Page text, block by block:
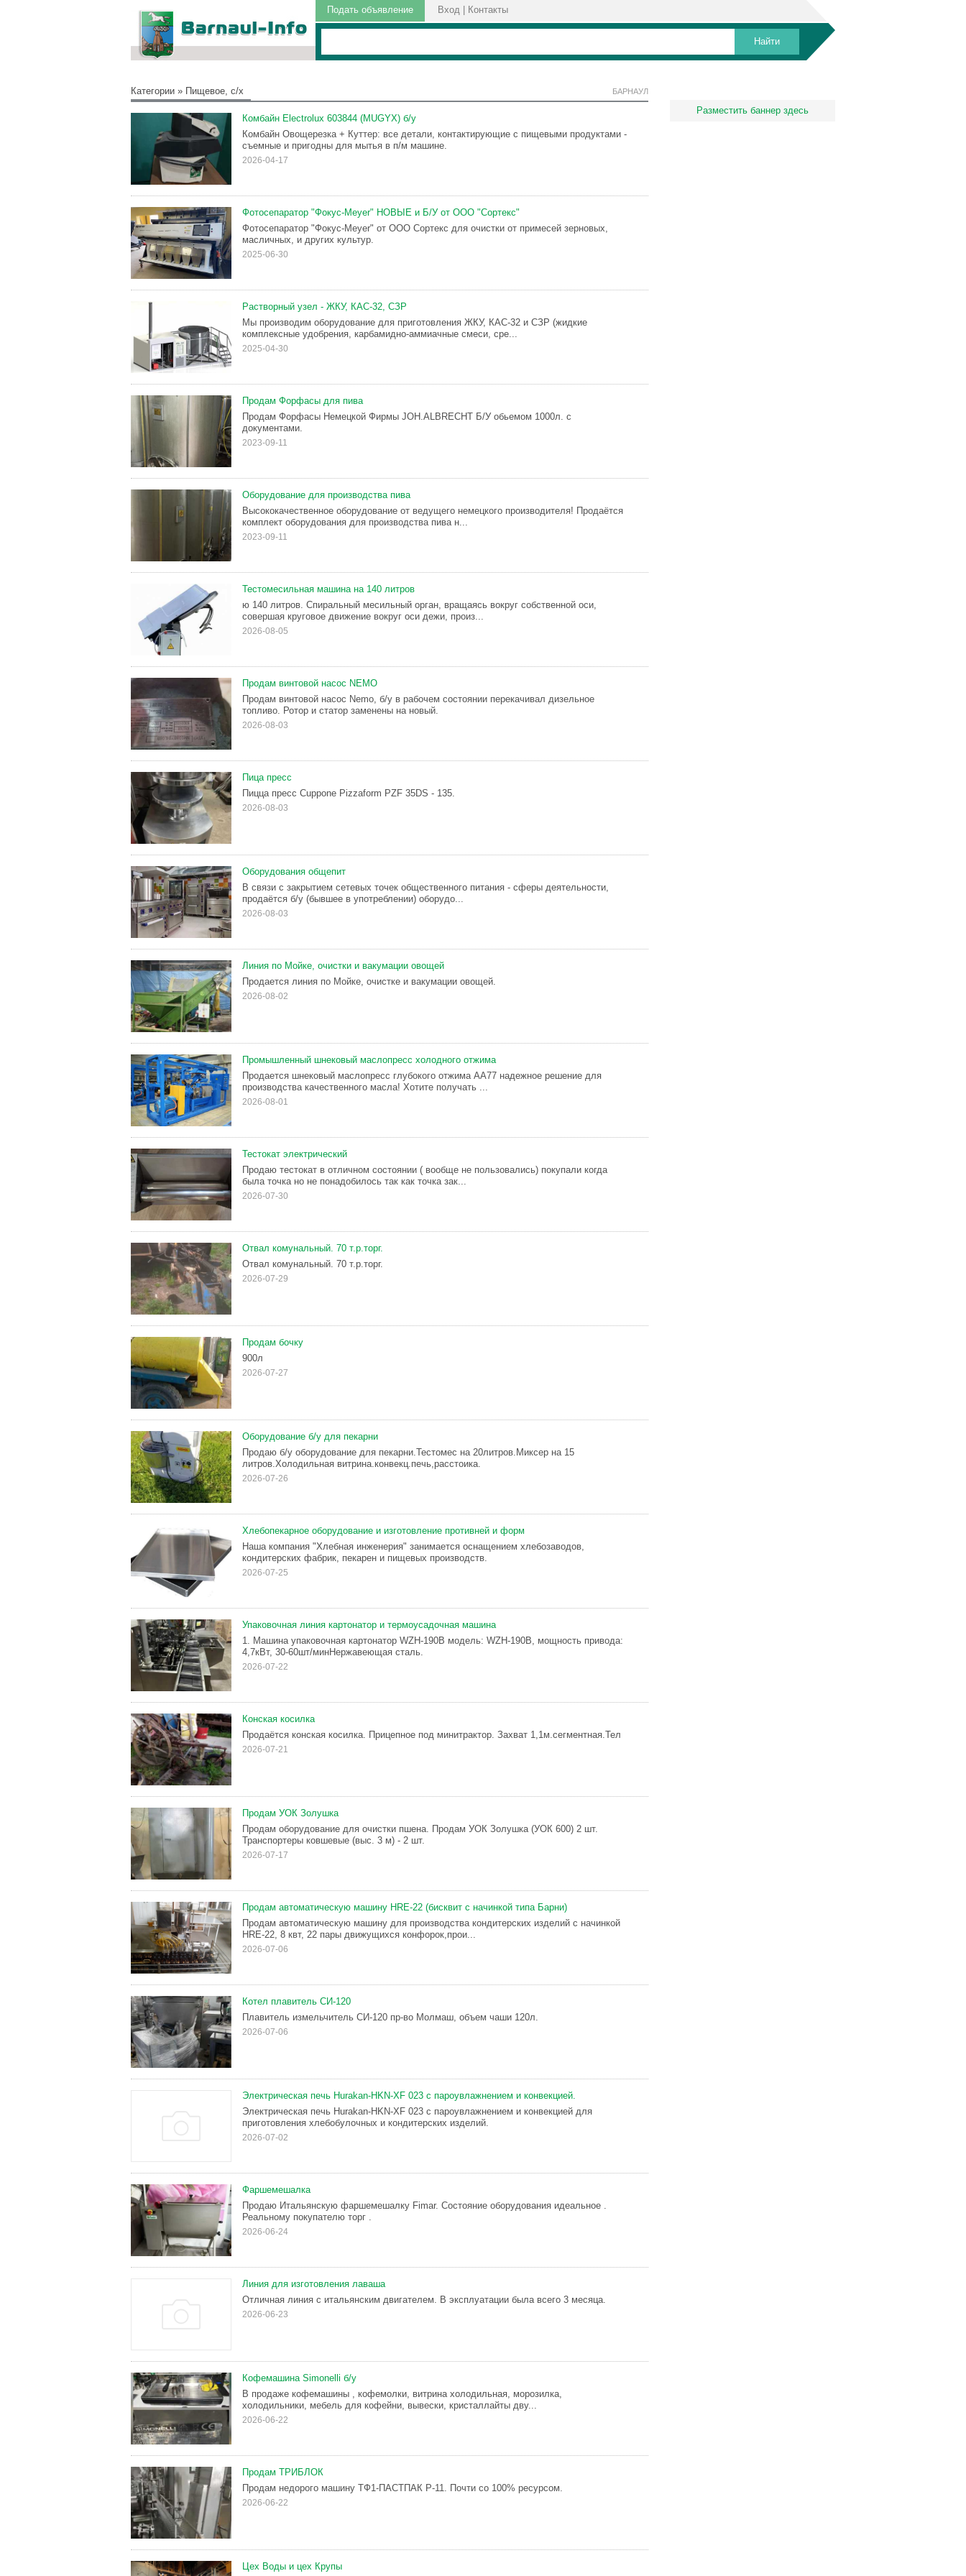
Подать объявление Вход Контакты
Категории » Пищевое, с/х БАРНАУЛ
Комбайн Electrolux 603844 (MUGYX) б/у
Комбайн Овощерезка + Куттер: все детали, контактирующие с пищевыми продуктами -
съемные и пригодны для мытья в п/м машине.
2026-04-17
Фотосепаратор "Фокус-Meyer" НОВЫЕ и Б/У от ООО "Сортекс"
Фотосепаратор "Фокус-Meyer" от ООО Сортекс для очистки от примесей зерновых,
масличных, и других культур.
2025-06-30
Растворный узел - ЖКУ, КАС-32, СЗР
Мы производим оборудование для приготовления ЖКУ, КАС-32 и СЗР (жидкие
комплексные удобрения, карбамидно-аммиачные смеси, сре...
2025-04-30
Продам Форфасы для пива
Продам Форфасы Немецкой Фирмы JOH.АLBRECHT Б/У обьемом 1000л. с
документами.
2023-09-11
Оборудование для производства пива
Высококачественное оборудование от ведущего немецкого производителя! Продаётся
комплект оборудования для производства пива н...
2023-09-11
Тестомесильная машина на 140 литров
ю 140 литров. Спиральный месильный орган, вращаясь вокруг собственной оси,
совершая круговое движение вокруг оси дежи, произ...
2026-08-05
Продам винтовой насос NEMO
Продам винтовой насос Nemo, б/у в рабочем состоянии перекачивал дизельное
топливо. Ротор и статор заменены на новый.
2026-08-03
Пица пресс
Пицца пресс Cuppone Pizzaform PZF 35DS - 135.
2026-08-03
Оборудования общепит
В связи с закрытием сетевых точек общественного питания - сферы деятельности,
продаётся б/у (бывшее в употреблении) оборудо...
2026-08-03
Линия по Мойке, очистки и вакумации овощей
Продается линия по Мойке, очистке и вакумации овощей.
2026-08-02
Промышленный шнековый маслопресс холодного отжима
Продается шнековый маслопресс глубокого отжима АА77 надежное решение для
производства качественного масла! Хотите получать ...
2026-08-01
Тестокат электрический
Продаю тестокат в отличном состоянии ( вообще не пользовались) покупали когда
была точка но не понадобилось так как точка зак...
2026-07-30
Отвал комунальный. 70 т.р.торг.
Отвал комунальный. 70 т.р.торг.
2026-07-29
Продам бочку
900л
2026-07-27
Оборудование б/у для пекарни
Продаю б/у оборудование для пекарни.Тестомес на 20литров.Миксер на 15
литров.Холодильная витрина.конвекц.печь,расстоика.
2026-07-26
Хлебопекарное оборудование и изготовление противней и форм
Наша компания "Хлебная инженерия" занимается оснащением хлебозаводов,
кондитерских фабрик, пекарен и пищевых производств.
2026-07-25
Упаковочная линия картонатор и термоусадочная машина
1. Машина упаковочная картонатор WZH-190B модель: WZH-190B, мощность привода:
4,7кВт, 30-60шт/минНержавеющая сталь.
2026-07-22
Конская косилка
Продаётся конская косилка. Прицепное под минитрактор. Захват 1,1м.сегментная.Тел
2026-07-21
Продам УОК Золушка
Продам оборудование для очистки пшена. Продам УОК Золушка (УОК 600) 2 шт.
Транспортеры ковшевые (выс. 3 м) - 2 шт.
2026-07-17
Продам автоматическую машину HRE-22 (бисквит с начинкой типа Барни)
Продам автоматическую машину для производства кондитерских изделий с начинкой
HRE-22, 8 квт, 22 пары движущихся конфорок,прои...
2026-07-06
Котел плавитель СИ-120
Плавитель измельчитель СИ-120 пр-во Молмаш, объем чаши 120л.
2026-07-06
Электрическая печь Hurakan-HKN-XF 023 с пароувлажнением и конвекцией.
Электрическая печь Hurakan-HKN-XF 023 с пароувлажнением и конвекцией для
приготовления хлебобулочных и кондитерских изделий.
2026-07-02
Фаршемешалка
Продаю Итальянскую фаршемешалку Fimar. Состояние оборудования идеальное .
Реальному покупателю торг .
2026-06-24
Линия для изготовления лаваша
Отличная линия с итальянским двигателем. В эксплуатации была всего 3 месяца.
2026-06-23
Кофемашина Simonelli б/у
В продаже кофемашины , кофемолки, витрина холодильная, морозилка,
холодильники, мебель для кофейни, вывески, кристаллайты дву...
2026-06-22
Продам ТРИБЛОК
Продам недорого машину ТФ1-ПАСТПАК Р-11. Почти со 100% ресурсом.
2026-06-22
Цех Воды и цех Крупы
Разместить баннер здесь